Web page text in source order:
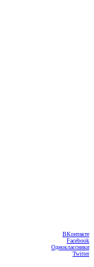
Facebook
Одноклассники
Twitter